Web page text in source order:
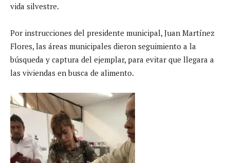
vida silvestre.
Por instrucciones del presidente municipal, Juan Martínez
Flores, las áreas municipales dieron seguimiento a la
búsqueda y captura del ejemplar, para evitar que llegara a
las viviendas en busca de alimento.